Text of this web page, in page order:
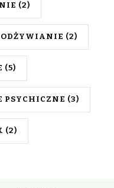
(2)
ODŻYWIANIE (2)
(5)
PSYCHICZNE (3)
(2)